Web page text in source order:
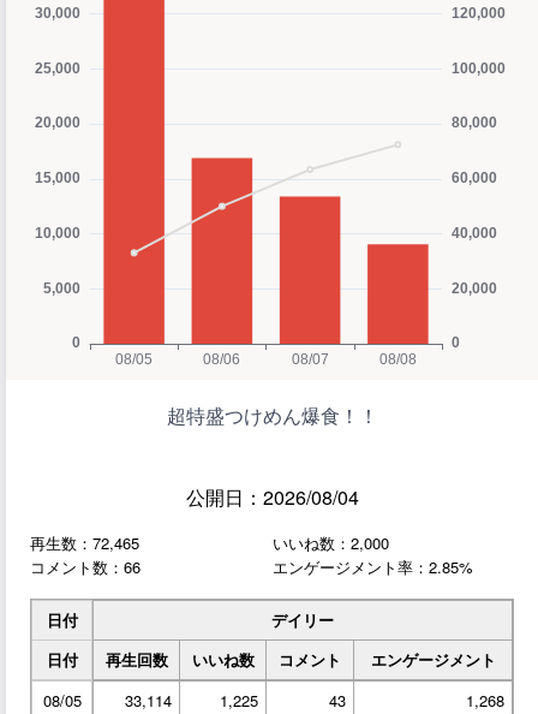
超特盛つけめん爆食！！
公開日：2026/08/04
再生数：72,465
いいね数：2,000
コメント数：66
エンゲージメント率：2.85%
日付
デイリー
日付
再生回数 いいね数 コメント
エンゲージメント
08/05
33,114 1,225 43
1,268